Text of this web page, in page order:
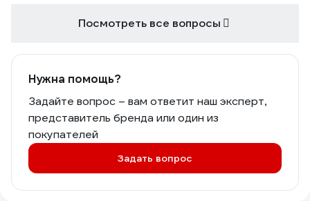
Посмотреть все вопросы
Нужна помощь?
Задайте вопрос – вам ответит наш эксперт,
представитель бренда или один из
покупателей
Задать вопрос